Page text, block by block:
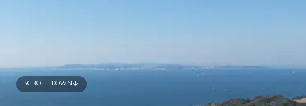
SCROLL DOWN